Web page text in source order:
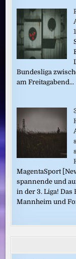
Bundesliga
am Freitagabend...
MagentaSport
spannende und
in der 3. Liga!
Mannheim und